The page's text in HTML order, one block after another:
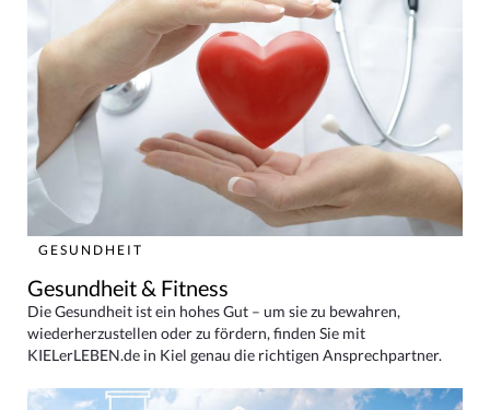
GESUNDHEIT
Gesundheit & Fitness
Die Gesundheit ist ein hohes Gut – um sie zu bewahren,
wiederherzustellen oder zu fördern, finden Sie mit
KIELerLEBEN.de in Kiel genau die richtigen Ansprechpartner.